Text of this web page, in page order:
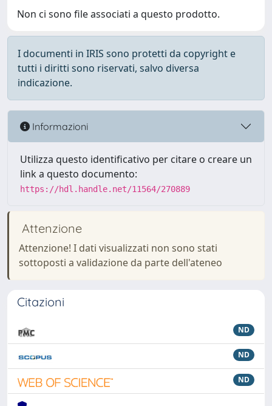
Non ci sono file associati a questo prodotto.
I documenti in IRIS sono protetti da copyright e
tutti i diritti sono riservati, salvo diversa
indicazione.
Informazioni
Utilizza questo identificativo per citare o creare un
link a questo documento:
https://hdl.handle.net/11564/270889
Attenzione
Attenzione! I dati visualizzati non sono stati
sottoposti a validazione da parte dell'ateneo
Citazioni
ND
ND
ND